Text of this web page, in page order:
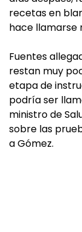
recetas en
hace llamarse
Fuentes
restan muy
etapa de
podría ser
ministro de
sobre las
a Gómez.